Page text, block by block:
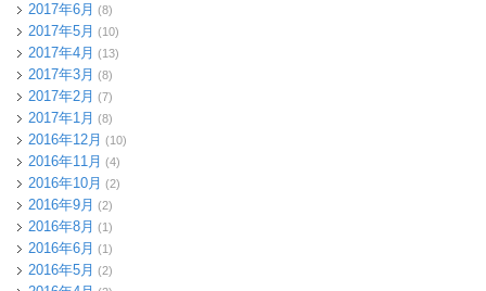
2017年6月 (8)
2017年5月 (10)
2017年4月 (13)
2017年3月 (8)
2017年2月 (7)
2017年1月 (8)
2016年12月 (10)
2016年11月 (4)
2016年10月 (2)
2016年9月 (2)
2016年8月 (1)
2016年6月 (1)
2016年5月 (2)